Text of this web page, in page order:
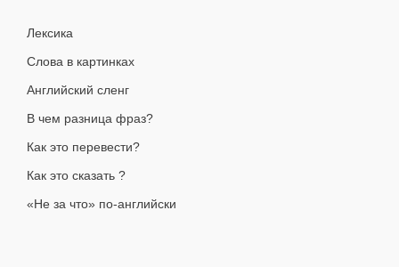
Лексика
Слова в картинках
Английский сленг
В чем разница фраз?
Как это перевести?
Как это сказать ?
«Не за что» по-английски